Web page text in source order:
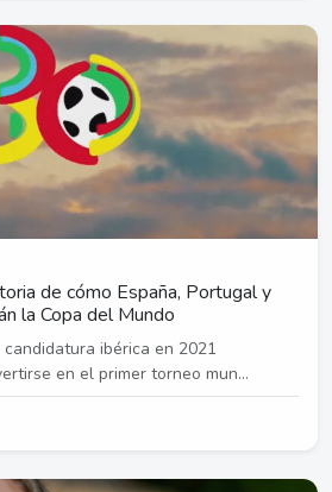
de cómo España, Portugal y
la Copa del Mundo
ibérica en 2021
en el primer torneo mun...